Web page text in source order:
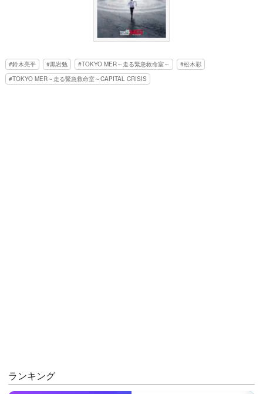
鈴木亮平 黒岩勉 TOKYO MER～走る緊急救命室～
松木彩
TOKYO MER～走る緊急救命室～CAPITAL CRISIS
ランキング